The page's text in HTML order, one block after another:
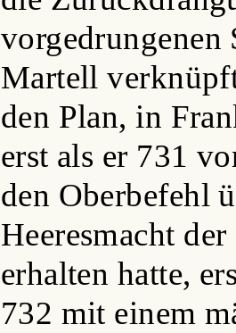
vorgedrungenen
Martell
den Plan, in
erst als er 731
den Oberbefehl
Heeresmacht
erhalten hatte,
732 mit einem